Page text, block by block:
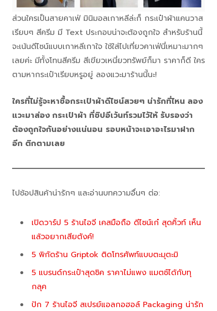
ส่วนใครเป็นสายคาเฟ่ มินิมอลเกาหลีล่ะก็ กระเป๋าผ้าแคนวาส
เรียบๆ สีครีม มี Text ประกอบน่าจะต้องถูกใจ สำหรับร้านนี้
จะเน้นดีไซน์แบบเกาหลีเกาใจ ใช้ใส่ไปเที่ยวคาเฟ่นี่เหมาะมากๆ
เลยค่ะ มีทั้งโทนสีครีม สีเขียวเหนี่ยวทรัพย์ก็มา ราคาก็ดี ใคร
ตามหากระเป๋าเรียบหรูอยู่ ลองแวะมาร้านนี้นะ!
ใครที่ไม่รู้จะหาซื้อกระเป๋าผ้าดีไซน์สวยๆ น่ารักที่ไหน ลอง
แวะมาส่อง กระเป๋าผ้า ที่ซิปอีเว้นท์รวมไว้ให้ รับรองว่า
ต้องถูกใจกันอย่างแน่นอน รอบหน้าจะเอาอะไรมาฝาก
อีก ติกตามเลย
ไปช้อปสินค้าน่ารักๆ และอ่านบทความอื่นๆ ต่อ:
เปิดวาร์ป 5 ร้านไอจี เคสมือถือ ดีไซน์เก๋ สุดคิ้วท์ เห็น
แล้วอยากเสียตังค์!
5 พิกัดร้าน Griptok ติดโทรศัพท์แบบตะมุตะมิ
5 แบรนด์กระเป๋าสุดชิค ราคาไม่แพง แมตช์ได้กับทุ
กลุค
ปัก 7 ร้านไอจี สเปรย์แอลกอฮอล์ Packaging น่ารัก